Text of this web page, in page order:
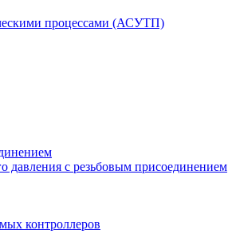
процессами (АСУТП)
давления с резьбовым присоединением
контроллеров